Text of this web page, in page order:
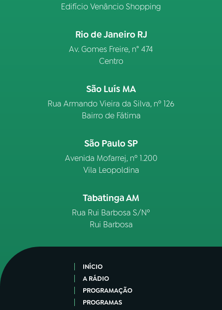
Edifício Venâncio Shopping
Rio de Janeiro RJ
Av. Gomes Freire, n° 474
Centro
São Luís MA
Rua Armando Vieira da Silva, nº 126
Bairro de Fátima
São Paulo SP
Avenida Mofarrej, nº 1.200
Vila Leopoldina
Tabatinga AM
Rua Rui Barbosa S/Nº
Rui Barbosa
INÍCIO
A RÁDIO
PROGRAMAÇÃO
PROGRAMAS